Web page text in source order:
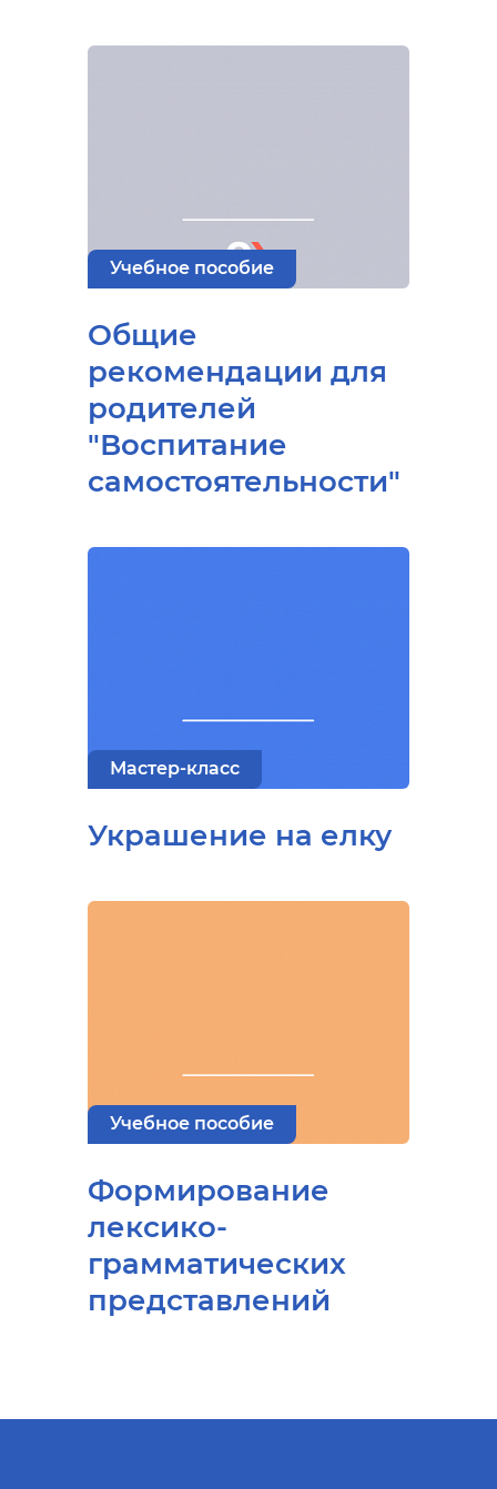
Учебное пособие
Общие
рекомендации для
родителей
"Воспитание
самостоятельности"
Мастер-класс
Украшение на елку
Учебное пособие
Формирование
лексико-
грамматических
представлений